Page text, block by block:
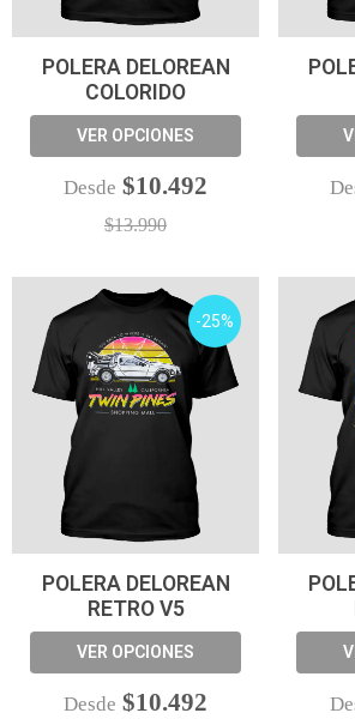
POLERA DELOREAN
COLORIDO
VER OPCIONES
Desde $10.492
$13.990
-25%
POLERA DELOREAN
RETRO V5
VER OPCIONES
Desde $10.492